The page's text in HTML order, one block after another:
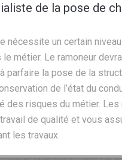
de la pose de
nécessite un certain
métier. Le ramoneur
parfaire la pose de la
de l’état du
des risques du métier. Les
de qualité et vous
les travaux.